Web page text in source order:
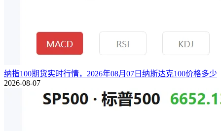
纳指100期货实时行情，2026年08月07日纳斯达克100价格多少
2026-08-07